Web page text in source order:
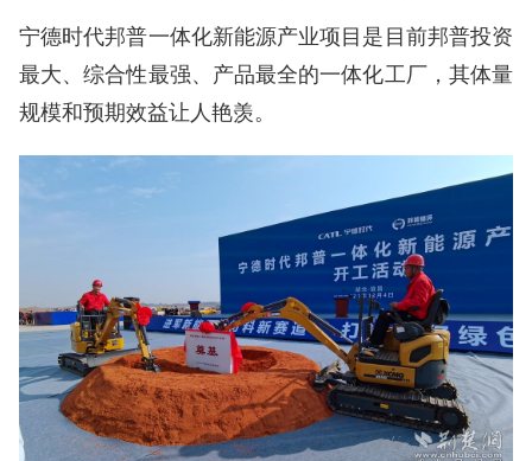
宁德时代邦普一体化新能源产业项目是目前邦普投资
最大、综合性最强、产品最全的一体化工厂，其体量
规模和预期效益让人艳羡。